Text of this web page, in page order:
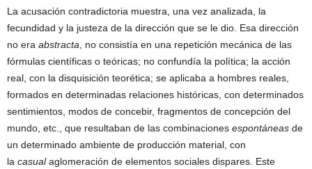
La acusación contradictoria muestra, una vez analizada, la
fecundidad y la justeza de la dirección que se le dio. Esa dirección
no era abstracta , no consistía en una repetición mecánica de las
fórmulas científicas o teóricas; no confundía la política; la acción
real, con la disquisición teorética; se aplicaba a hombres reales,
formados en determinadas relaciones históricas, con determinados
sentimientos, modos de concebir, fragmentos de concepción del
mundo, etc., que resultaban de las combinaciones espontáneas de
un determinado ambiente de producción material, con
la casualaglomeración de elementos sociales dispares. Este